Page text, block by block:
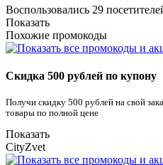
Воспользовались 29
Показать
Похожие промокоды
Скидка 500 рублей по купону
Получи скидку 500 рублей на свой
товары по полной цене
Показать
CityZvet